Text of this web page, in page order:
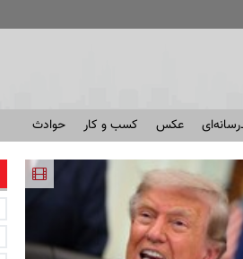
عکس کسب و کار حوادث